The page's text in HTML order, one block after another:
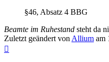
§46, Absatz 4 BBG
Beamte im Ruhestand steht da
Zuletzt geändert von Allium am